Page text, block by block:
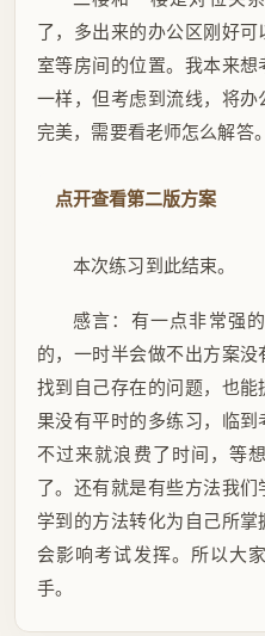
了，多出来的办公区刚好
室等房间的位置。我本来
一样，但考虑到流线，将
完美，需要看老师怎么解答。
点开查看第二版方案
本次练习到此结束。
感言：有一点非常强
的，一时半会做不出方案
找到自己存在的问题，也
果没有平时的多练习，临
不过来就浪费了时间，等
了。还有就是有些方法我
学到的方法转化为自己所
会影响考试发挥。所以大
手。